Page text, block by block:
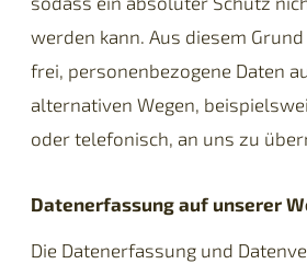
werden kann. Aus diesem
frei, personenbezogene Daten
alternativen Wegen,
oder telefonisch, an uns zu
Datenerfassung auf unserer
Die Datenerfassung und